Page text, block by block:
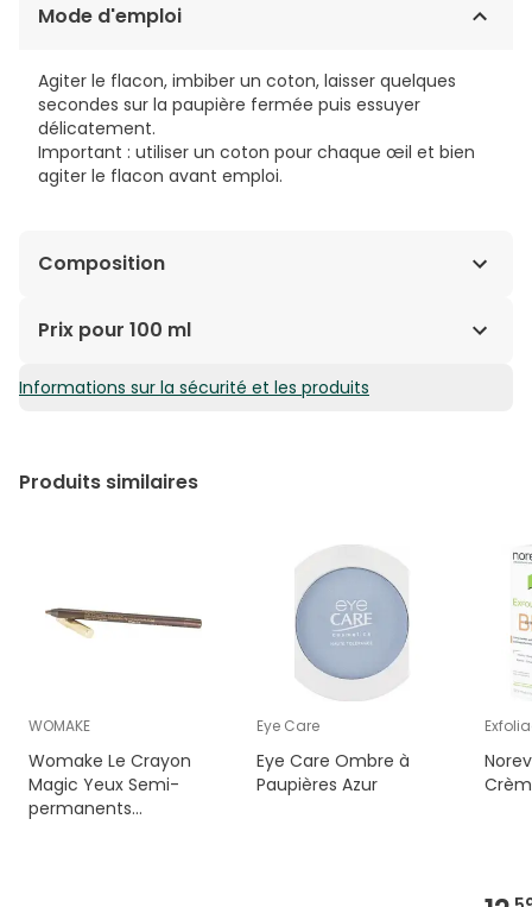
Mode d'emploi
Agiter le flacon, imbiber un coton, laisser quelques
secondes sur la paupière fermée puis essuyer
délicatement.
Important : utiliser un coton pour chaque œil et bien
agiter le flacon avant emploi.
Composition
Aqua (Water), Isododecane, Centaurea Cyanus Flower
Phenethyl Alcohol, Butylene Glycol, P-Anisic Acid,
Poloxamer 184, Sodium Phosphate, CI 42090 (Blue 1)
Prix pour 100 ml
5,28€ / 100 ml
Informations sur la sécurité et les produits
Produits similaires
WOMAKE
Womake Le Crayon
Magic Yeux Semi-
permanents
Eye Care
Eye Care Ombre à
Paupières Azur